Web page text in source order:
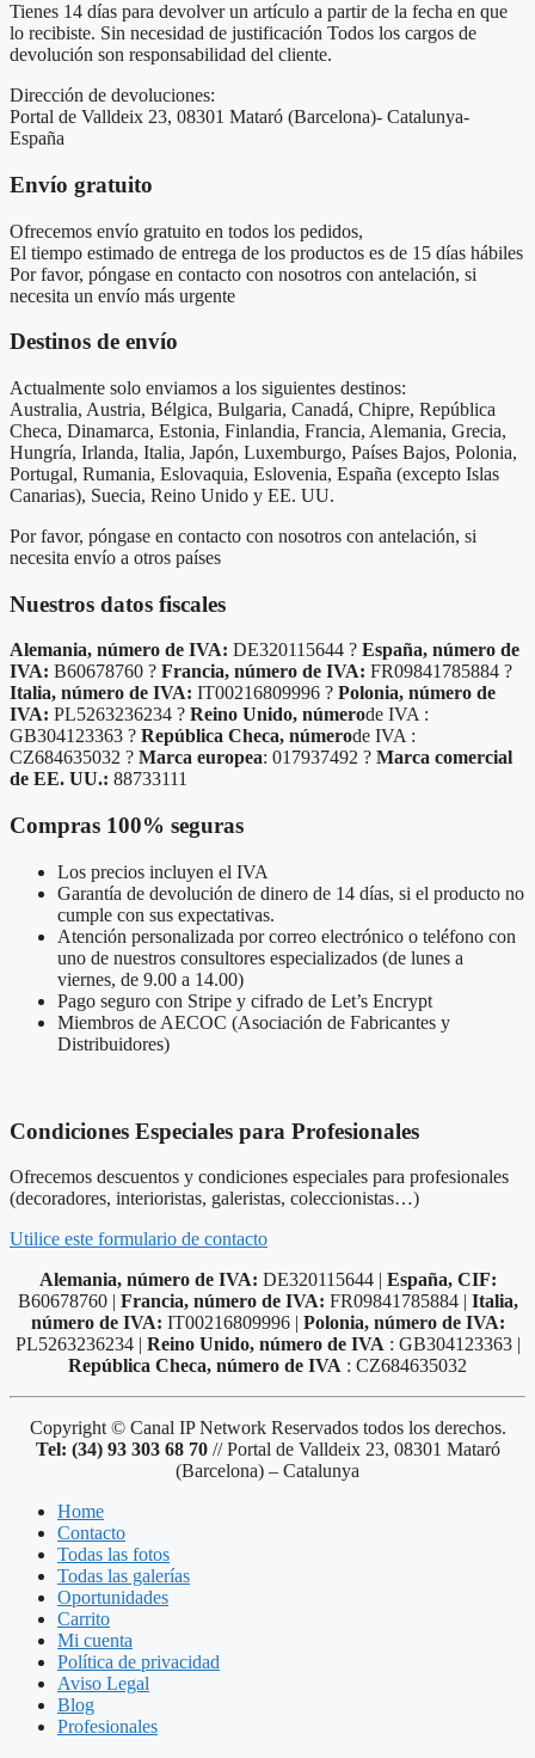
Tienes 14 días para devolver un artículo a partir de la fecha en que
lo recibiste. Sin necesidad de justificación Todos los cargos de
devolución son responsabilidad del cliente.
Dirección de devoluciones:
Portal de Valldeix 23, 08301 Mataró (Barcelona)- Catalunya-
España
Envío gratuito
Ofrecemos envío gratuito en todos los pedidos,
El tiempo estimado de entrega de los productos es de 15 días hábiles
Por favor, póngase en contacto con nosotros con antelación, si
necesita un envío más urgente
Destinos de envío
Actualmente solo enviamos a los siguientes destinos:
Australia, Austria, Bélgica, Bulgaria, Canadá, Chipre, República
Checa, Dinamarca, Estonia, Finlandia, Francia, Alemania, Grecia,
Hungría, Irlanda, Italia, Japón, Luxemburgo, Países Bajos, Polonia,
Portugal, Rumania, Eslovaquia, Eslovenia, España (excepto Islas
Canarias), Suecia, Reino Unido y EE. UU.
Por favor, póngase en contacto con nosotros con antelación, si
necesita envío a otros países
Nuestros datos fiscales
Alemania, número de IVA: DE320115644 ? España, número de
IVA: B60678760 ? Francia, número de IVA: FR09841785884 ?
Italia, número de IVA: IT00216809996 ? Polonia, número de
IVA: PL5263236234 ? Reino Unido, númerode IVA :
GB304123363 ? República Checa, númerode IVA :
CZ684635032 ? Marca europea: 017937492 ? Marca comercial
de EE. UU.: 88733111
Compras 100% seguras
Los precios incluyen el IVA
Garantía de devolución de dinero de 14 días, si el producto no
cumple con sus expectativas.
Atención personalizada por correo electrónico o teléfono con
uno de nuestros consultores especializados (de lunes a
viernes, de 9.00 a 14.00)
Pago seguro con Stripe y cifrado de Let’s Encrypt
Miembros de AECOC (Asociación de Fabricantes y
Distribuidores)
Condiciones Especiales para Profesionales
Ofrecemos descuentos y condiciones especiales para profesionales
(decoradores, interioristas, galeristas, coleccionistas…)
Utilice este formulario de contacto
Alemania, número de IVA: DE320115644 | España, CIF:
B60678760 | Francia, número de IVA: FR09841785884 | Italia,
número de IVA: IT00216809996 | Polonia, número de IVA:
PL5263236234 | Reino Unido, número de IVA : GB304123363 |
República Checa, número de IVA : CZ684635032
Copyright © Canal IP Network Reservados todos los derechos.
Tel: (34) 93 303 68 70// Portal de Valldeix 23, 08301 Mataró
(Barcelona) – Catalunya
Home
Contacto
Todas las fotos
Todas las galerías
Oportunidades
Carrito
Mi cuenta
Política de privacidad
Aviso Legal
Blog
Profesionales